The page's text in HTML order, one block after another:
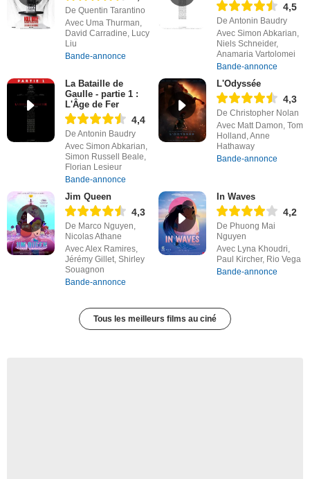
De Quentin Tarantino
Avec Uma Thurman,
David Carradine, Lucy
Liu
Bande-annonce
4,5
De Antonin Baudry
Avec Simon Abkarian,
Niels Schneider,
Anamaria Vartolomei
Bande-annonce
La Bataille de
Gaulle - partie 1 :
L'Âge de Fer
4,4
De Antonin Baudry
Avec Simon Abkarian,
Simon Russell Beale,
Florian Lesieur
Bande-annonce
L'Odyssée
4,3
De Christopher Nolan
Avec Matt Damon, Tom
Holland, Anne
Hathaway
Bande-annonce
Jim Queen
4,3
De Marco Nguyen,
Nicolas Athane
Avec Alex Ramires,
Jérémy Gillet, Shirley
Souagnon
Bande-annonce
In Waves
4,2
De Phuong Mai
Nguyen
Avec Lyna Khoudri,
Paul Kircher, Rio Vega
Bande-annonce
Tous les meilleurs films au ciné